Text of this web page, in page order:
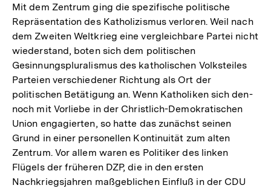
Mit dem Zentrum ging die spezifische politische
Repräsentation des Katholizismus verloren. Weil nach
dem Zweiten Weltkrieg eine vergleichbare Partei nicht
wiederstand, boten sich dem politischen
Gesinnungspluralismus des katholischen Volksteiles
Parteien verschiedener Richtung als Ort der
politischen Betätigung an. Wenn Katholiken sich den-
noch mit Vorliebe in der Christlich-Demokratischen
Union engagierten, so hatte das zunächst seinen
Grund in einer personellen Kontinuität zum alten
Zentrum. Vor allem waren es Politiker des linken
Flügels der früheren DZP, die in den ersten
Nachkriegsjahren maßgeblichen Einfluß in der CDU